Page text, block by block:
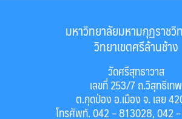
มหาวิทยาลัยมหามกุฏราชวิ
วิทยาเขตศรีล้านช้าง
วัดศรีสุทธาวาส
เลขที่ 253/7 ถ.วิสุทธิเทพ
ต.กุดป่อง อ.เมือง จ. เลย
โทรศัพท์. 042 – 813028, 042